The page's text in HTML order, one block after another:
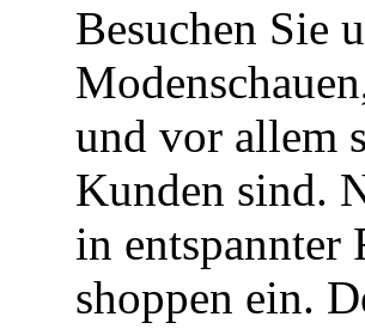
Besuchen Sie
und vor allem
Kunden sind.
in entspannter
shoppen ein.